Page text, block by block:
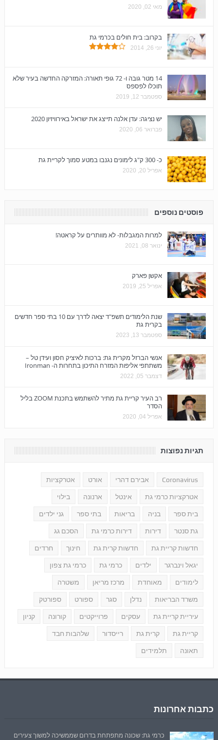
מאי 02, 2020
בקרוב: בית חולים בכרמי גת
יוני 26, 2014
14 מטר גובה ו- 72 גופי תאורה: המזרקה החדשה בעיר שלא
תוכלו לפספס
ספטמבר 12, 2019
יש נציגה: עדן אלנה תייצג את ישראל באירוויזיון 2020
פברואר 06, 2020
כ- 300 ק"ג לימונים נגנבו במטע סמוך לקריית גת
אפריל 20, 2020
פוסטים נוספים
למרות המגבלות- לא מוותרים על קראטה!
ינואר 08, 2021
אקשן פארק
אפריל 25, 2019
שנת הלימודים תשפ"ד יצאה לדרך עם 10 בתי ספר חדשים
בקרית גת
ספטמבר 13, 2023
אנשי הברזל מקרית גת: ברכות לאיציק חסון ועידן טל –
משתתפי אליפות המזרח התיכון בתחרות ה- Ironman‏
דצמבר 05, 2022
רב העיר קריית גת מתיר להשתמש בתכנת ZOOM בליל
הסדר
אפריל 04, 2020
תגיות נפוצות
Coronavirus אבירם דהרי אורט אטרקציות
אטרקציות כרמי גת אינטל ארנונה בילוי
בית ספר בניה בריאות בתי ספר גני ילדים
גת סנטר דירות דירות כרמי גת הסכם גג
חדשות קריית גת חדשות קרית גת חינוך חרדים
יגאל וינברגר ילדים כרמי גת כרמי גת צפון
לימודים מאוחדת מרכז מריאן משטרה
משרד הבריאות נדלן סגר ספורט ספורטק
עיריית קריית גת עסקים פרוייקטים קורונה קניון
קריית גת קרית גת רייסדור שלהבות חבד
תאונה תלמידים
כתבות אחרונות
כרמי גת: שכונה מתפתחת בדרום שממשיכה למשוך צעירים